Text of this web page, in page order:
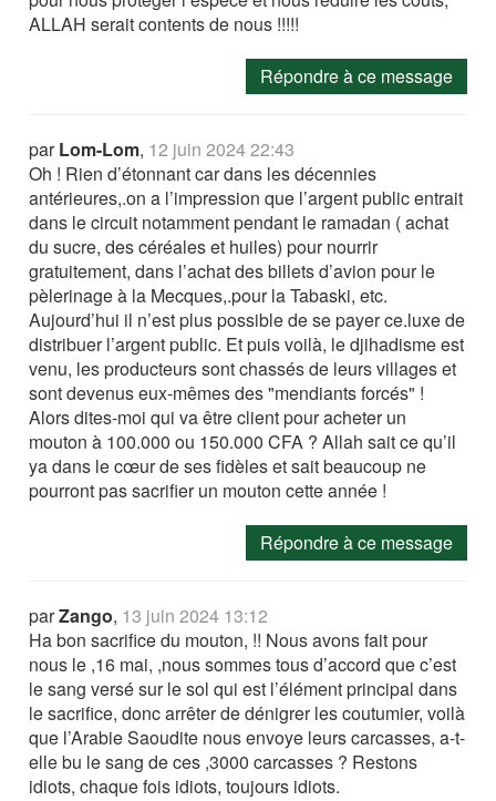
ALLAH serait contents de nous !!!!!
Répondre à ce message
parLom-Lom, 12 juin 2024 22:43
Oh ! Rien d’étonnant car dans les décennies
antérieures,.on a l’impression que l’argent public entrait
dans le circuit notamment pendant le ramadan ( achat
du sucre, des céréales et huiles) pour nourrir
gratuitement, dans l’achat des billets d’avion pour le
pèlerinage à la Mecques,.pour la Tabaski, etc.
Aujourd’hui il n’est plus possible de se payer ce.luxe de
distribuer l’argent public. Et puis voilà, le djihadisme est
venu, les producteurs sont chassés de leurs villages et
sont devenus eux-mêmes des "mendiants forcés" !
Alors dites-moi qui va être client pour acheter un
mouton à 100.000 ou 150.000 CFA ? Allah sait ce qu’il
ya dans le cœur de ses fidèles et sait beaucoup ne
pourront pas sacrifier un mouton cette année !
Répondre à ce message
parZango, 13 juin 2024 13:12
Ha bon sacrifice du mouton, !! Nous avons fait pour
nous le ,16 mai, ,nous sommes tous d’accord que c’est
le sang versé sur le sol qui est l’élément principal dans
le sacrifice, donc arrêter de dénigrer les coutumier, voilà
que l’Arabie Saoudite nous envoye leurs carcasses, a-t-
elle bu le sang de ces ,3000 carcasses ? Restons
idiots, chaque fois idiots, toujours idiots.